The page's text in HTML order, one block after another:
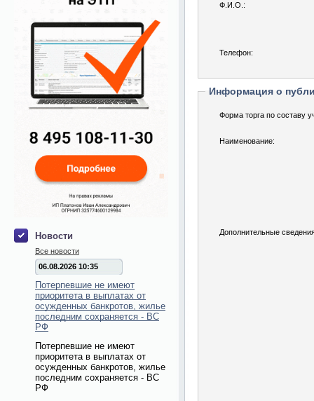
Новости
Все новости
06.08.2026 10:35
Потерпевшие не имеют
приоритета в выплатах от
осужденных банкротов, жилье
последним сохраняется - ВС
РФ
Потерпевшие не имеют
приоритета в выплатах от
осужденных банкротов, жилье
последним сохраняется - ВС
РФ
Ф.И.О.:
Телефон:
Информация о
Форма торга по составу
Наименование:
Дополнительные